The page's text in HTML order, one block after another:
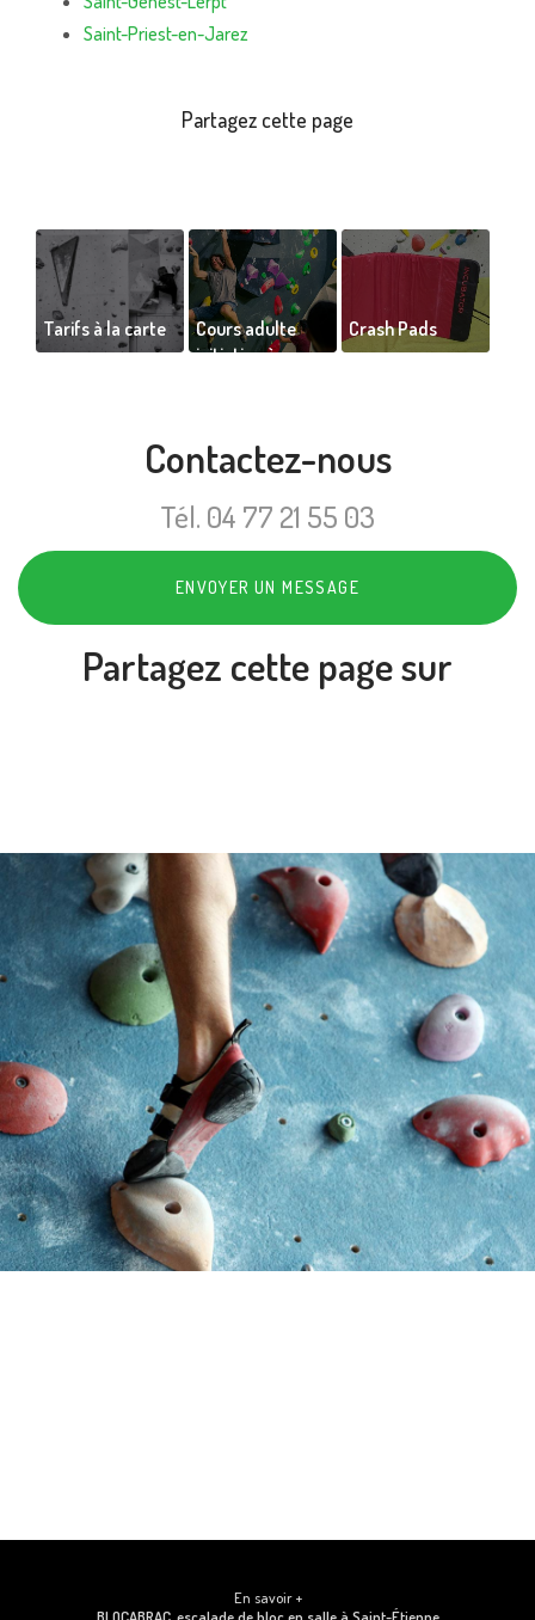
Saint-Priest-en-Jarez
Tarifs à la carte
Cours adulte
initiation à
Crash Pads
Contactez-nous
Tél. 04 77 21 55 03
ENVOYER UN MESSAGE
Partagez cette page sur
En savoir +